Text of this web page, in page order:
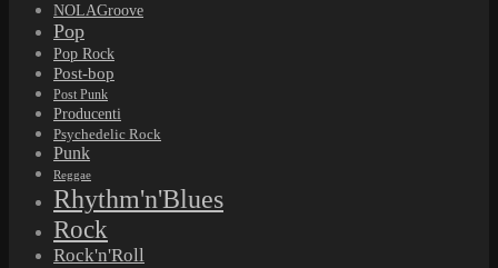
NOLAGroove
Pop
Pop Rock
Post-bop
Post Punk
Producenti
Psychedelic Rock
Punk
Reggae
Rhythm'n'Blues
Rock
Rock'n'Roll